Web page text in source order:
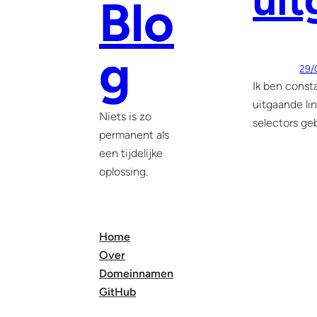
Blo
g
Niets is zo
permanent als
een tijdelijke
oplossing.
Home
Over
Domeinnamen
GitHub
29/
Ik ben
uitgaande
selectors